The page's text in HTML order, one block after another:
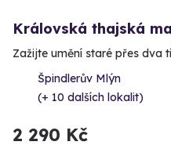
Královská thajská
Zažijte umění staré přes dva
Špindlerův Mlýn
(+ 10 dalších lokalit)
2 290 Kč